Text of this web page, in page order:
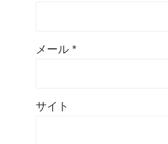
メール *
サイト